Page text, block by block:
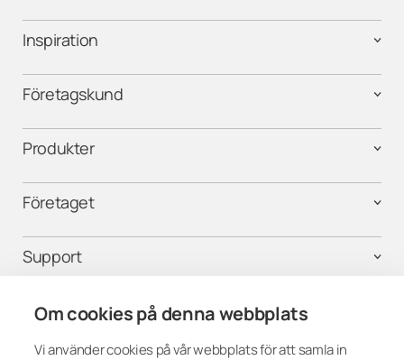
Om cookies på denna webbplats
Vi använder cookies på vår webbplats för att samla in
Inspiration
Företagskund
Produkter
Företaget
Support
Kontakta oss